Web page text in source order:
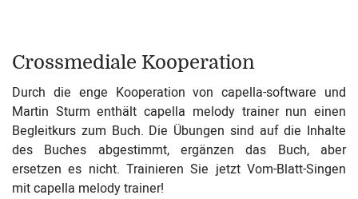
Crossmediale Kooperation
Durch die enge Kooperation von capella-software und
Martin Sturm enthält capella melody trainer nun einen
Begleitkurs zum Buch. Die Übungen sind auf die Inhalte
des Buches abgestimmt, ergänzen das Buch, aber
ersetzen es nicht. Trainieren Sie jetzt Vom-Blatt-Singen
mit capella melody trainer!